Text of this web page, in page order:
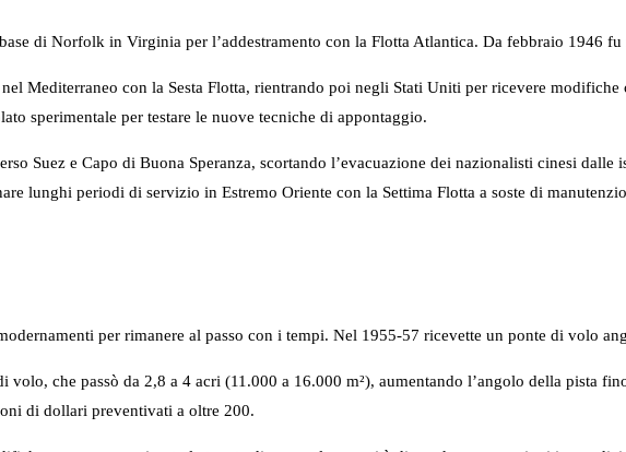
di Norfolk in Virginia per l’addestramento con la Flotta Atlantica. Da febbraio 1946
Mediterraneo con la Sesta Flotta, rientrando poi negli Stati Uniti per ricevere modifiche
sperimentale per testare le nuove tecniche di appontaggio.
Suez e Capo di Buona Speranza, scortando l’evacuazione dei nazionalisti cinesi
lunghi periodi di servizio in Estremo Oriente con la Settima Flotta a soste di
per rimanere al passo con i tempi. Nel 1955-57 ricevette un ponte di volo
che passò da 2,8 a 4 acri (11.000 a 16.000 m²), aumentando l’angolo della pista
di dollari preventivati a oltre 200.